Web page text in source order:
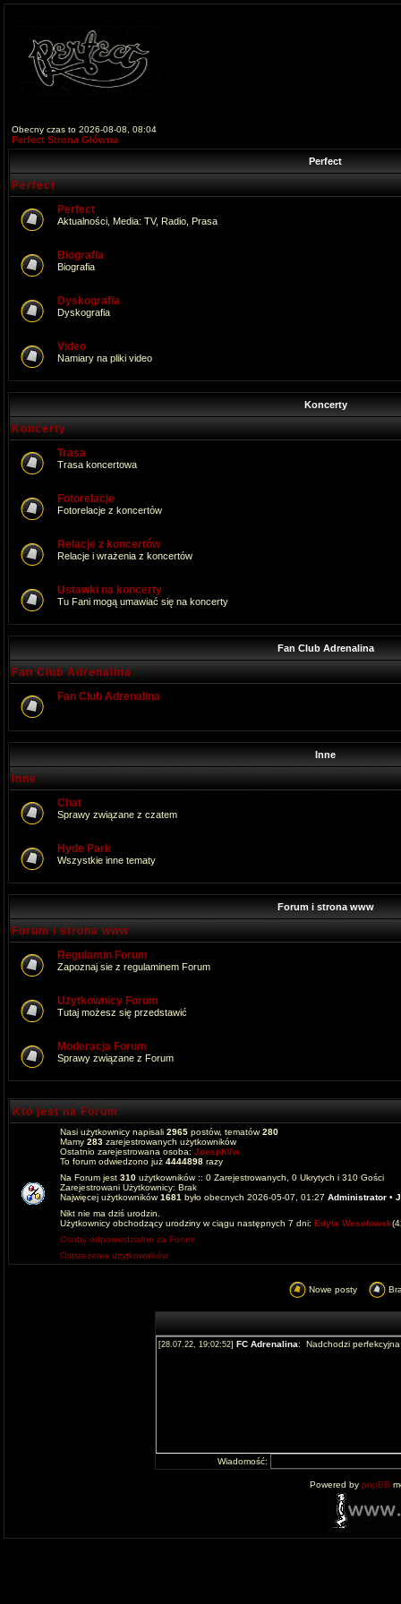
Obecny czas to 2026-08-08, 08:04
Perfect Strona Główna
Perfect
Perfect
Perfect
Aktualności, Media: TV, Radio, Prasa
Biografia
Biografia
Dyskografia
Dyskografia
Video
Namiary na pliki video
Koncerty
Koncerty
Trasa
Trasa koncertowa
Fotorelacje
Fotorelacje z koncertów
Relacje z koncertów
Relacje i wrażenia z koncertów
Ustawki na koncerty
Tu Fani mogą umawiać się na koncerty
Fan Club Adrenalina
Fan Club Adrenalina
Fan Club Adrenalina
Inne
Inne
Chat
Sprawy związane z czatem
Hyde Park
Wszystkie inne tematy
Forum i strona www
Forum i strona www
Regulamin Forum
Zapoznaj sie z regulaminem Forum
Użytkownicy Forum
Tutaj możesz się przedstawić
Moderacja Forum
Sprawy związane z Forum
Kto jest na Forum
Nasi użytkownicy napisali 2965 postów, tematów280
Mamy 283 zarejestrowanych użytkowników
Ostatnio zarejestrowana osoba: JoesphVw
To forum odwiedzono już 4444898 razy
Na Forum jest 310 użytkowników :: 0 Zarejestrowanych, 0 Ukrytych i 310 Gości
Zarejestrowani Użytkownicy: Brak
Najwięcej użytkowników1681 było obecnych 2026-05-07, 01:27 Administrator •
Nikt nie ma dziś urodzin.
Użytkownicy obchodzący urodziny w ciągu następnych 7 dni: Edyta Wesolowsk
Osoby odpowiedzialne za Forum
Ostrzeżenia użytkowników
Nowe posty
Wiadomość:
Powered by phpBB